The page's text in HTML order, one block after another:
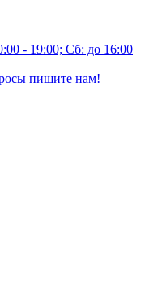
- 19:00; Сб: до 16:00
пишите нам!